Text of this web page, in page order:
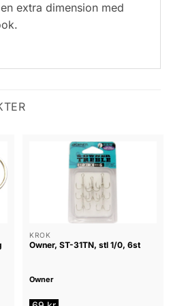
extra dimension med
KROK
Owner, ST-31TN, stl 1/0, 6st
Owner